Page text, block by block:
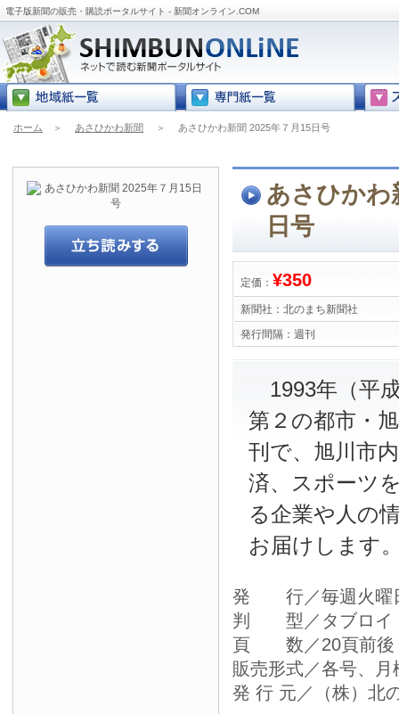
電子版新聞の販売・購読ポータルサイト - 新聞オンライン.COM
ホーム ＞ あさひかわ新聞 ＞ あさひかわ新聞 2025年７月15日号
あさひかわ
日号
定価： ¥350
新聞社： 北のまち新聞社
発行間隔： 週刊
1993年（平
第２の都市・
刊で、旭川市
済、スポーツ
る企業や人の
お届けします
発 行／毎週火曜
判 型／タブロイ
頁 数／20頁前後
販売形式／各号、月
発 行 元／（株）北